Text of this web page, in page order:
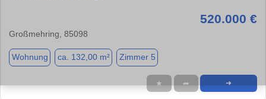
520.000 €
Großmehring, 85098
Wohnung ca. 132,00 m² Zimmer 5
★ ➦ ➜